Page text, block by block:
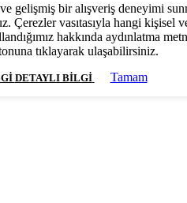
gelişmiş bir alışveriş deneyimi
Çerezler vasıtasıyla hangi kişisel
hakkında aydınlatma
tıklayarak ulaşabilirsiniz.
DETAYLI BILGI Tamam